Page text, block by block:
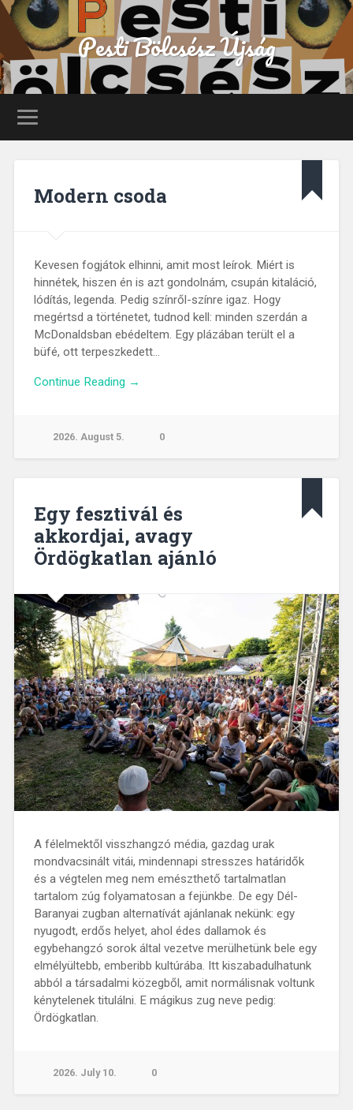
Pesti Bölcsész Újság
Modern csoda
Kevesen fogjátok elhinni, amit most leírok. Miért is
hinnétek, hiszen én is azt gondolnám, csupán kitaláció,
lódítás, legenda. Pedig színről-színre igaz. Hogy
megértsd a történetet, tudnod kell: minden szerdán a
McDonaldsban ebédeltem. Egy plázában terült el a
büfé, ott terpeszkedett…
Continue Reading →
2026. August 5. 0
Egy fesztivál és
akkordjai, avagy
Ördögkatlan ajánló
A félelmektől visszhangzó média, gazdag urak
mondvacsinált vitái, mindennapi stresszes határidők
és a végtelen meg nem emészthető tartalmatlan
tartalom zúg folyamatosan a fejünkbe. De egy Dél-
Baranyai zugban alternatívát ajánlanak nekünk: egy
nyugodt, erdős helyet, ahol édes dallamok és
egybehangzó sorok által vezetve merülhetünk bele egy
elmélyültebb, emberibb kultúrába. Itt kiszabadulhatunk
abból a társadalmi közegből, amit normálisnak voltunk
kénytelenek titulálni. E mágikus zug neve pedig:
Ördögkatlan.
2026. July 10. 0